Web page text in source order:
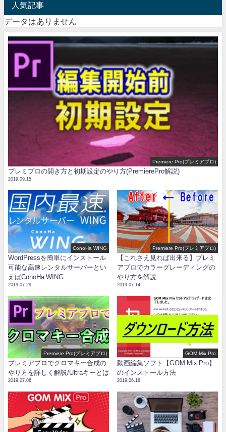
人気記事
データはありません
Premiere Pro(プレミアプロ)
プレミプロの開き方と初期設定のやり方(PremierePro解説)
2019.09.15
ConoHa WING
WordPressを簡単にインストール
可能な高速レンタルサーバーとい
えばConoHa WING
2019.07.29
Premiere Pro(プレミアプロ)
【これさえ見れば出来る】プレミ
アプロでカラーグレーディングの
やり方を解説
2019.07.14
Premiere Pro(プレミアプロ)
プレミアプロでクロマキー合成の
やり方を詳しく解説/Ultraキーとは
2019.07.06
GOM Mix Pro
動画編集ソフト【GOM Mix Pro】
のインストール方法
2019.06.18